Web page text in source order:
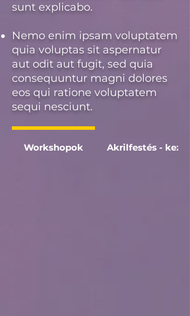
sunt explicabo.
Nemo enim ipsam voluptatem
quia voluptas sit aspernatur
aut odit aut fugit, sed quia
consequuntur magni dolores
eos qui ratione voluptatem
sequi nesciunt.
Workshopok Akrilfestés - kezdő